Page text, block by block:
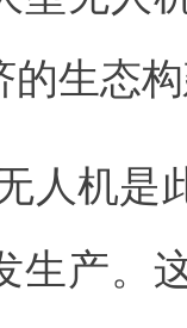
的生态
人机
生产。